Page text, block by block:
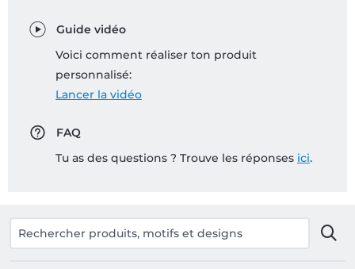
Guide vidéo
Voici comment réaliser ton produit
personnalisé:
Lancer la vidéo
FAQ
Tu as des questions ? Trouve les réponses ici.